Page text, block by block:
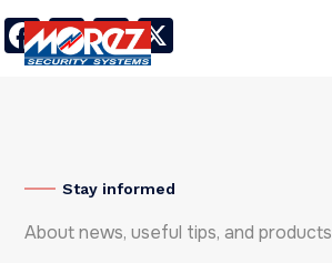
Facebook
LinkedIn
Twitter
Stay informed
About news, useful tips, and products